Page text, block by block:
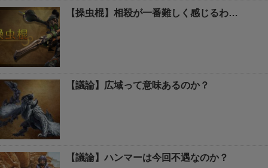
【操虫棍】相殺が一番難しく感じるわ…
【議論】広域って意味あるのか？
【議論】ハンマーは今回不遇なのか？